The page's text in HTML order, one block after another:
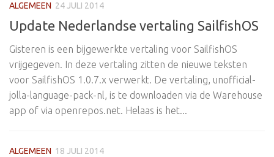
ALGEMEEN 24 JULI 2014
Update Nederlandse vertaling SailfishOS
Gisteren is een bijgewerkte vertaling voor SailfishOS
vrijgegeven. In deze vertaling zitten de nieuwe teksten
voor SailfishOS 1.0.7.x verwerkt. De vertaling, unofficial-
jolla-language-pack-nl, is te downloaden via de Warehouse
app of via openrepos.net. Helaas is het...
ALGEMEEN 18 JULI 2014